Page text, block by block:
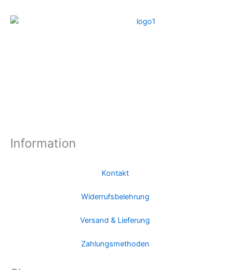
Information
Kontakt
Widerrufsbelehrung
Versand & Lieferung
Zahlungsmethoden